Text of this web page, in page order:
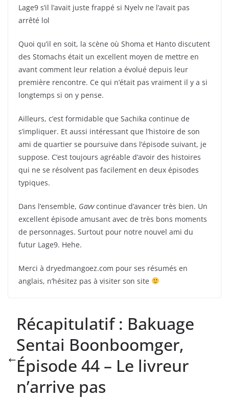
Lage9 s’il l’avait juste frappé si Nyelv ne l’avait pas
arrêté lol
Quoi qu’il en soit, la scène où Shoma et Hanto discutent
des Stomachs était un excellent moyen de mettre en
avant comment leur relation a évolué depuis leur
première rencontre. Ce qui n’était pas vraiment il y a si
longtemps si on y pense.
Ailleurs, c’est formidable que Sachika continue de
s’impliquer. Et aussi intéressant que l’histoire de son
ami de quartier se poursuive dans l’épisode suivant, je
suppose. C’est toujours agréable d’avoir des histoires
qui ne se résolvent pas facilement en deux épisodes
typiques.
Dans l’ensemble, Gavvcontinue d’avancer très bien. Un
excellent épisode amusant avec de très bons moments
de personnages. Surtout pour notre nouvel ami du
futur Lage9. Hehe.
Merci à dryedmangoez.com pour ses résumés en
anglais, n’hésitez pas à visiter son site
Récapitulatif : Bakuage
Sentai Boonboomger,
Épisode 44 – Le livreur
n’arrive pas